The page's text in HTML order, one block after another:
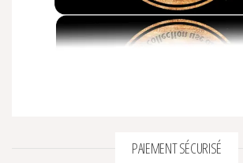
PAIEMENT SÉCURISÉ